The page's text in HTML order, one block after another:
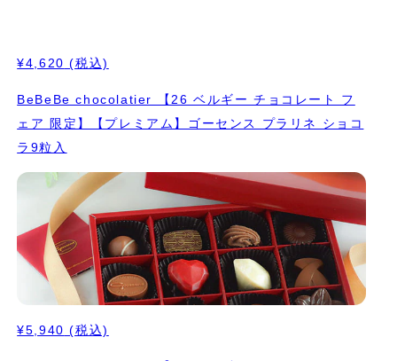
¥4,620 (税込)
BeBeBe chocolatier 【26 ベルギー チョコレート フ
ェア 限定】【プレミアム】ゴーセンス プラリネ ショコ
ラ9粒入
¥5,940 (税込)